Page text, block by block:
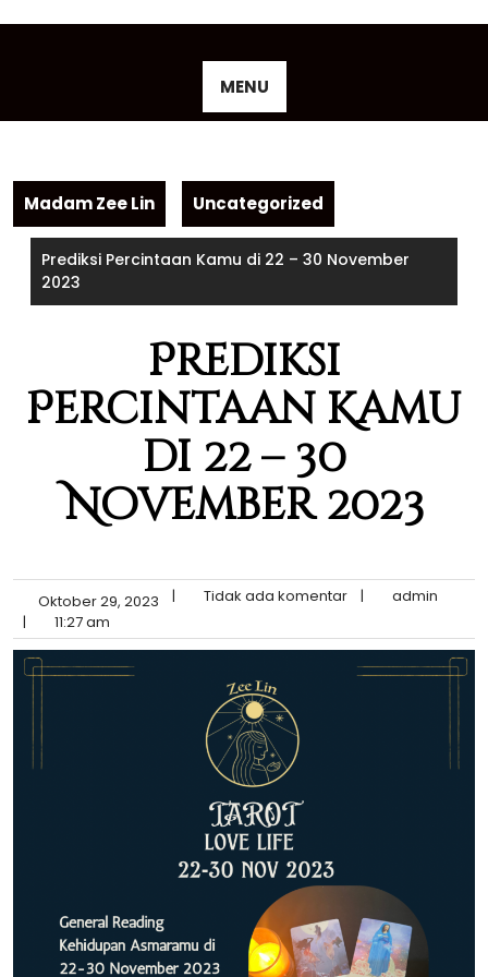
MENU
Madam Zee Lin Uncategorized
Prediksi Percintaan Kamu di 22 – 30 November
2023
Prediksi
Percintaan Kamu
di 22 – 30
November 2023
Oktober 29, 2023 | Tidak ada komentar |
admin
|
11:27 am